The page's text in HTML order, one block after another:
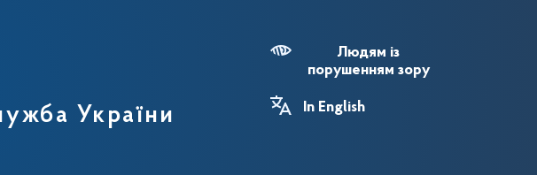
України
України
Людям із
порушенням зору
In English